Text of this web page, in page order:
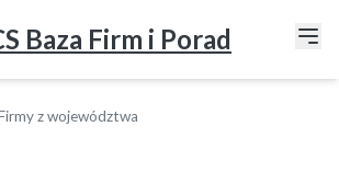
Baza Firm i Porad
z województwa